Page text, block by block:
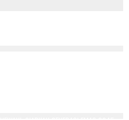
FLU BURUNG MENDAPAT PENGAKUAN